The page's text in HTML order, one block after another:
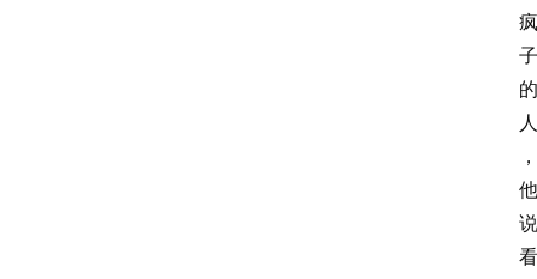
疯
子
的
人
，
他
说
看